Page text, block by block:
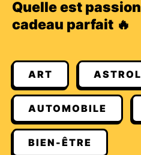
Quelle est
cadeau parfait 🔥
ART
AUTOMOBILE
BIEN-ÊTRE